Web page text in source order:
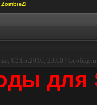
02.05.2010, 23:08 |
для